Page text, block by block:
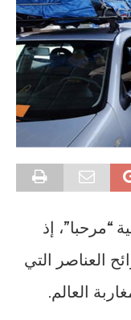
“مرحبا”، إذ
العناصر التي
العالم.